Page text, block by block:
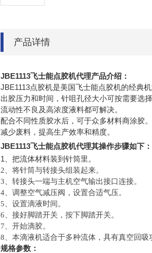
产品详情
JBE1113飞士能点胶机代理产品介绍：
JBE1113点胶机是美国飞士能点胶机的经典
出胶压力和时间，针咀孔径大小可按需要选择
流动性不良及高浓度液料都可解决。
配合不同性质胶水后，可于众多材料商涂胶。
减少废料，提高生产效率和精度。
JBE1113飞士能点胶机代理其操作步骤如下：
1 、把流体材料装到针筒里。
2 、将针筒与转接头组装起来。
3 、转接头一端与主机空气输出接口连接。
4 、调整空气减压阀，设置合适气压。
5 、设置滴液时间。
6 、接好脚踏开关，按下脚踏开关。
7 、开始滴胶。
8 、本滴液机适合于多种流体，具有真空回
规格参数：